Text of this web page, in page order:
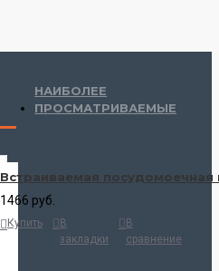
НАИБОЛЕЕ
ПРОСМАТРИВАЕМЫЕ
Встраиваемая посудомоечная
1466 руб.
Купить
В
закладки
В
сравнение